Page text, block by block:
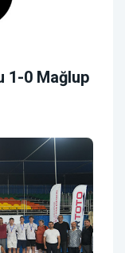
1-0 Mağlup